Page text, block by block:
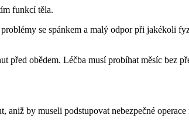
funkcí těla.
se spánkem a malý odpor při jakékoli
obědem. Léčba musí probíhat měsíc bez
by museli podstupovat nebezpečné operace